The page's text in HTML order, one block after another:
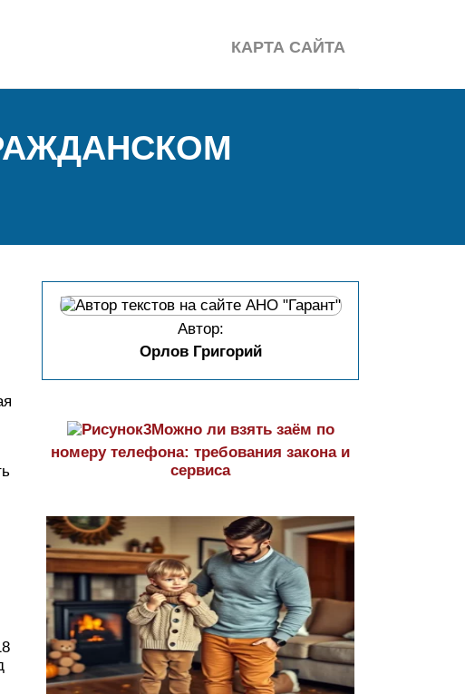
КАРТА САЙТА
Автор:
Орлов Григорий
Можно ли взять заём по
номеру телефона: требования закона и
сервиса